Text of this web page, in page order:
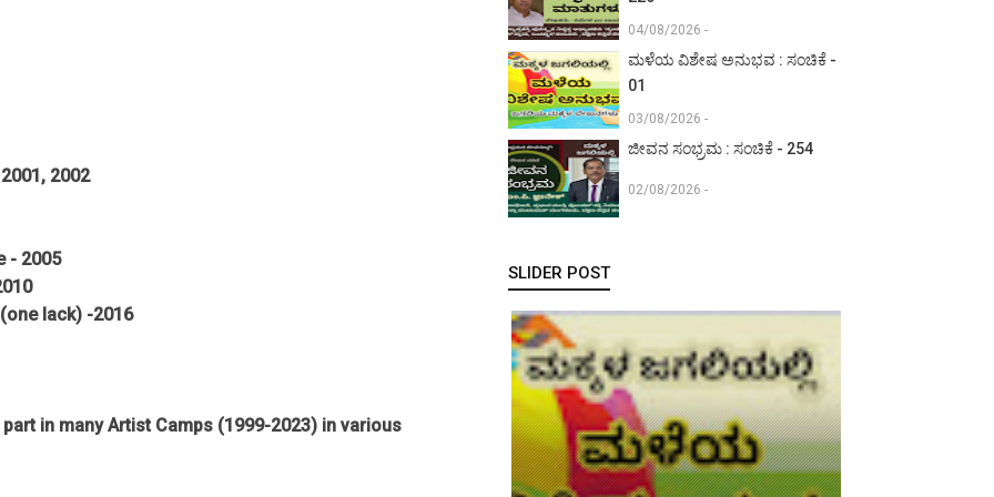
2002
- 2005
lack) -2016
in many Artist Camps (1999-2023) in various
04/08/2026 -
ಮಳೆಯ ವಿಶೇಷ ಅನುಭವ : ಸಂಚಿಕೆ -
01
03/08/2026 -
ಜೀವನ ಸಂಭ್ರಮ : ಸಂಚಿಕೆ - 254
02/08/2026 -
SLIDER POST